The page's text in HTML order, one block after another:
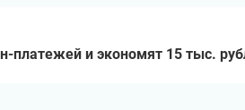
платежей и экономят 15 тыс.